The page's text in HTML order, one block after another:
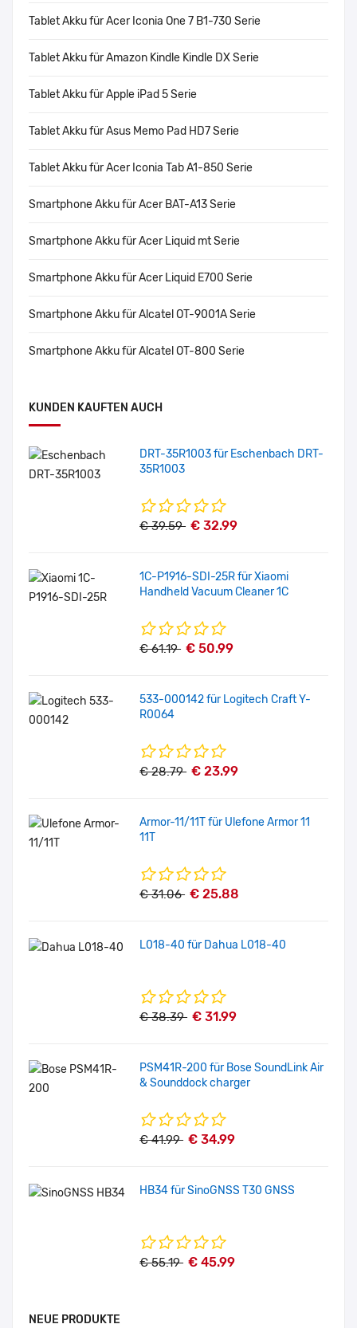
Tablet Akku für Acer Iconia One 7 B1-730 Serie
Tablet Akku für Amazon Kindle Kindle DX Serie
Tablet Akku für Apple iPad 5 Serie
Tablet Akku für Asus Memo Pad HD7 Serie
Tablet Akku für Acer Iconia Tab A1-850 Serie
Smartphone Akku für Acer BAT-A13 Serie
Smartphone Akku für Acer Liquid mt Serie
Smartphone Akku für Acer Liquid E700 Serie
Smartphone Akku für Alcatel OT-9001A Serie
Smartphone Akku für Alcatel OT-800 Serie
KUNDEN KAUFTEN AUCH
DRT-35R1003 für Eschenbach DRT-
35R1003
€ 39.59 € 32.99
1C-P1916-SDI-25R für Xiaomi
Handheld Vacuum Cleaner 1C
€ 61.19 € 50.99
533-000142 für Logitech Craft Y-
R0064
€ 28.79 € 23.99
Armor-11/11T für Ulefone Armor 11
11T
€ 31.06 € 25.88
L018-40 für Dahua L018-40
€ 38.39 € 31.99
PSM41R-200 für Bose SoundLink Air
& Sounddock charger
€ 41.99 € 34.99
HB34 für SinoGNSS T30 GNSS
€ 55.19 € 45.99
NEUE PRODUKTE